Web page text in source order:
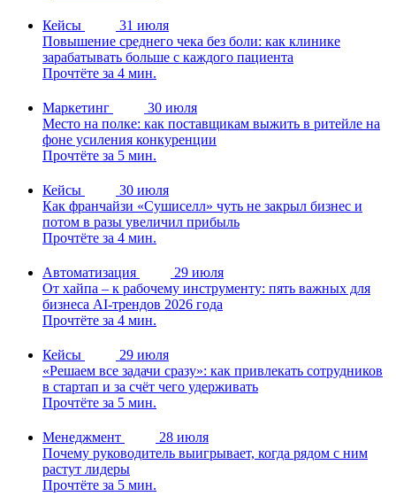
Кейсы
31 июля
Повышение среднего чека без боли: как клинике
зарабатывать больше с каждого пациента
Прочтёте за 4 мин.
Маркетинг
30 июля
Место на полке: как поставщикам выжить в ритейле на
фоне усиления конкуренции
Прочтёте за 5 мин.
Кейсы
30 июля
Как франчайзи «Сушиселл» чуть не закрыл бизнес и
потом в разы увеличил прибыль
Прочтёте за 4 мин.
Автоматизация
29 июля
От хайпа – к рабочему инструменту: пять важных для
бизнеса AI-трендов 2026 года
Прочтёте за 4 мин.
Кейсы
29 июля
«Решаем все задачи сразу»: как привлекать сотрудников
в стартап и за счёт чего удерживать
Прочтёте за 5 мин.
Менеджмент
28 июля
Почему руководитель выигрывает, когда рядом с ним
растут лидеры
Прочтёте за 5 мин.